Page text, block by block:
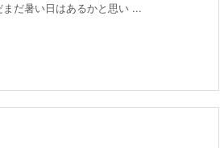
まだ暑い日はあるかと思い ...